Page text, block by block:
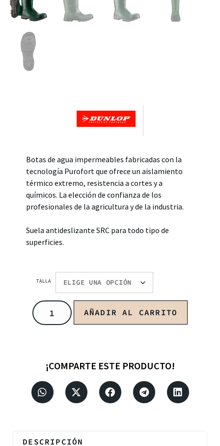
Botas de agua impermeables fabricadas con la
tecnología Purofort que ofrece un aislamiento
térmico extremo, resistencia a cortes y a
químicos. La elección de confianza de los
profesionales de la agricultura y de la industria.
Suela antideslizante SRC para todo tipo de
superficies.
TALLA
AÑADIR AL CARRITO
¡COMPARTE ESTE PRODUCTO!
DESCRIPCIÓN